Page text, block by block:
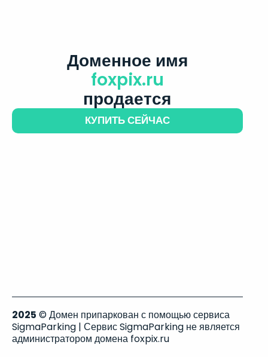
Доменное имя
foxpix.ru
продается
КУПИТЬ СЕЙЧАС
2025 © Домен припаркован с помощью сервиса
SigmaParking | Сервис SigmaParking не является
администратором домена foxpix.ru